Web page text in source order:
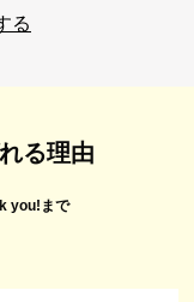
る
る理由
you!まで